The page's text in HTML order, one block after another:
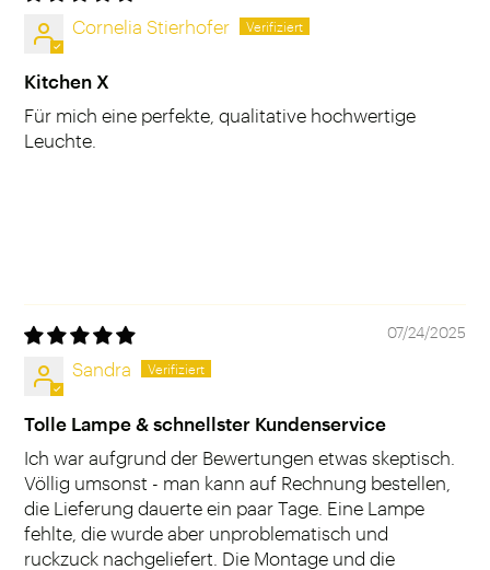
Cornelia Stierhofer
Kitchen X
Für mich eine perfekte, qualitative hochwertige
Leuchte.
07/24/2025
Sandra
Tolle Lampe & schnellster Kundenservice
Ich war aufgrund der Bewertungen etwas skeptisch.
Völlig umsonst - man kann auf Rechnung bestellen,
die Lieferung dauerte ein paar Tage. Eine Lampe
fehlte, die wurde aber unproblematisch und
ruckzuck nachgeliefert. Die Montage und die